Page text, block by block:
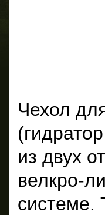
Чехол
из двух
велкро-
системе.